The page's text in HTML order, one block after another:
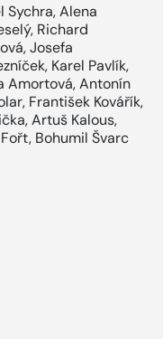
Sychra,Alena
, Richard
,Josefa
, Karel Pavlík,
Amortová,Antonín
, František Kovářík,
,Artuš Kalous,
, Bohumil Švarc